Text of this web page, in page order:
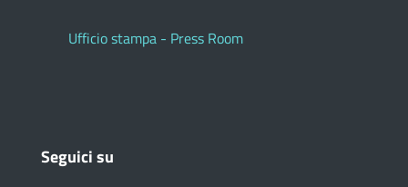
Ufficio stampa - Press Room
Seguici su